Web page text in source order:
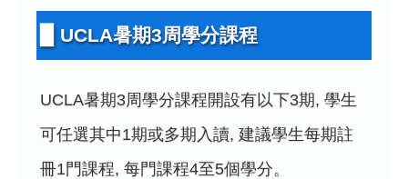
▉ UCLA暑期3周學分課程
UCLA暑期3周學分課程開設有以下3期, 學生
可任選其中1期或多期入讀, 建議學生每期註
冊1門課程, 每門課程4至5個學分。